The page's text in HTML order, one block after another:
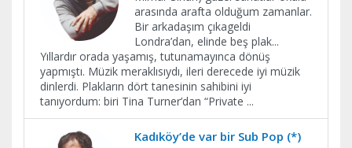
arasında arafta olduğum zamanlar.
Bir arkadaşım çıkageldi
Londra’dan, elinde beş plak...
Yıllardır orada yaşamış, tutunamayınca dönüş
yapmıştı. Müzik meraklısıydı, ileri derecede iyi müzik
dinlerdi. Plakların dört tanesinin sahibini iyi
tanıyordum: biri Tina Turner’dan “Private ...
Kadıköy’de var bir Sub Pop (*)